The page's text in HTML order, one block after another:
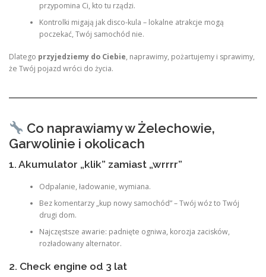
przypomina Ci, kto tu rządzi.
Kontrolki migają jak disco-kula – lokalne atrakcje mogą
poczekać, Twój samochód nie.
Dlatego przyjedziemy do Ciebie, naprawimy, pożartujemy i sprawimy,
że Twój pojazd wróci do życia.
Co naprawiamy w Żelechowie,
Garwolinie i okolicach
1. Akumulator „klik” zamiast „wrrrr”
Odpalanie, ładowanie, wymiana.
Bez komentarzy „kup nowy samochód” – Twój wóz to Twój
drugi dom.
Najczęstsze awarie: padnięte ogniwa, korozja zacisków,
rozładowany alternator.
2. Check engine od 3 lat